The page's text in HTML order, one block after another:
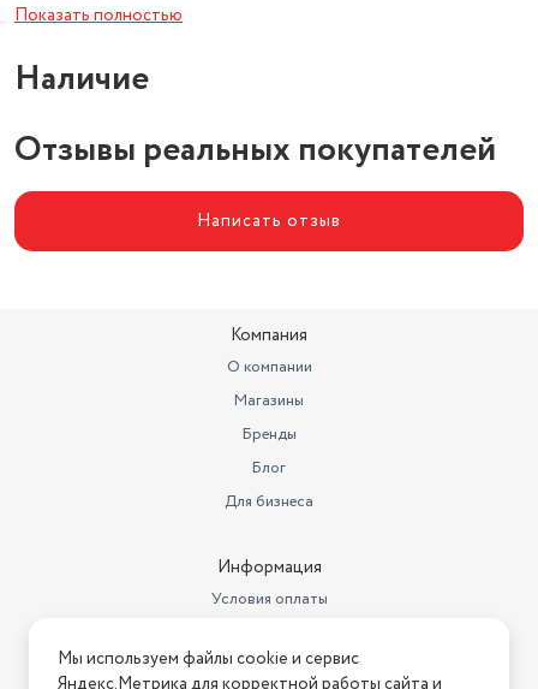
Высота товара в упаковке, в
Объем товара в упаковке, в
19
Показать полностью
Наличие
Отзывы реальных покупателей
Написать отзыв
Компания
О компании
Магазины
Бренды
Блог
Для бизнеса
Информация
Условия оплаты
Условия возврата
Мы используем файлы cookie и сервис
Яндекс.Метрика для корректной работы сайта и